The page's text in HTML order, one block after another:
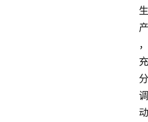
生
产
，
充
分
调
动